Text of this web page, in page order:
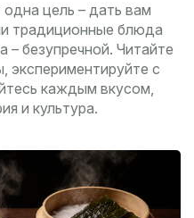
цель – дать вам
традиционные блюда
– безупречной. Читайте
экспериментируйте с
каждым вкусом,
и культура.